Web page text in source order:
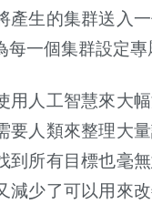
產生的集群送入
每一個集群設定專
用人工智慧來大幅
要人類來整理大
到所有目標也毫
減少了可以用來改